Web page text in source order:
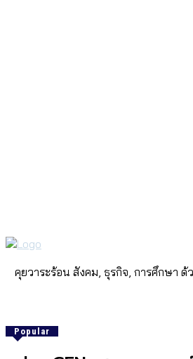
คุยวาระร้อน สังคม, ธุรกิจ, การศึกษา
Popular